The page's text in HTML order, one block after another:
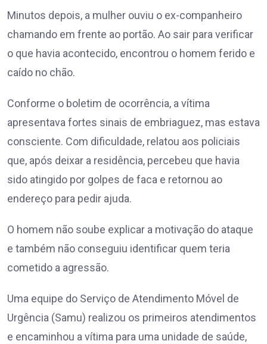
Minutos depois, a mulher ouviu o ex-companheiro
chamando em frente ao portão. Ao sair para verificar
o que havia acontecido, encontrou o homem ferido e
caído no chão.
Conforme o boletim de ocorrência, a vítima
apresentava fortes sinais de embriaguez, mas estava
consciente. Com dificuldade, relatou aos policiais
que, após deixar a residência, percebeu que havia
sido atingido por golpes de faca e retornou ao
endereço para pedir ajuda.
O homem não soube explicar a motivação do ataque
e também não conseguiu identificar quem teria
cometido a agressão.
Uma equipe do Serviço de Atendimento Móvel de
Urgência (Samu) realizou os primeiros atendimentos
e encaminhou a vítima para uma unidade de saúde,